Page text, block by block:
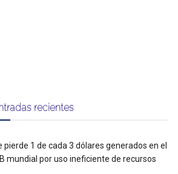
recientes
pierde 1 de cada 3 dólares generados en el
mundial por uso ineficiente de recursos